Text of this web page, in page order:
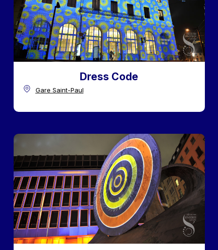
Dress Code
Gare Saint-Paul